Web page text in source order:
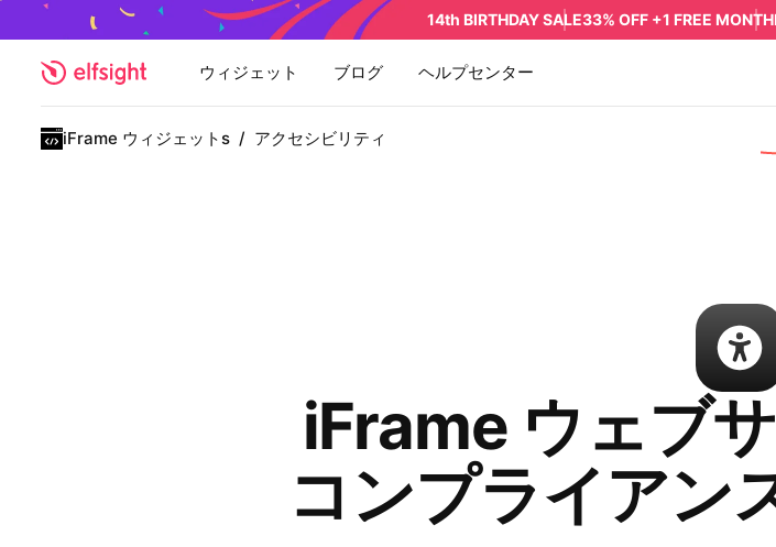
14th BIRTHDAY SALE33% OFF +1 FREE MONTH
ウィジェット ブログ ヘルプセンター
iFrame ウィジェットs / アクセシビリティ
iFrame ウェブ
コンプライアン